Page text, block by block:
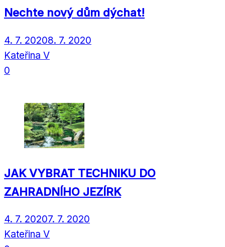
Nechte nový dům dýchat!
4. 7. 20208. 7. 2020
Kateřina V
0
JAK VYBRAT TECHNIKU DO
ZAHRADNÍHO JEZÍRK
4. 7. 20207. 7. 2020
Kateřina V